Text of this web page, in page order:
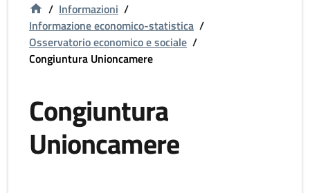
/ Informazioni /
Informazione economico-statistica /
Osservatorio economico e sociale /
Congiuntura Unioncamere
Congiuntura
Unioncamere